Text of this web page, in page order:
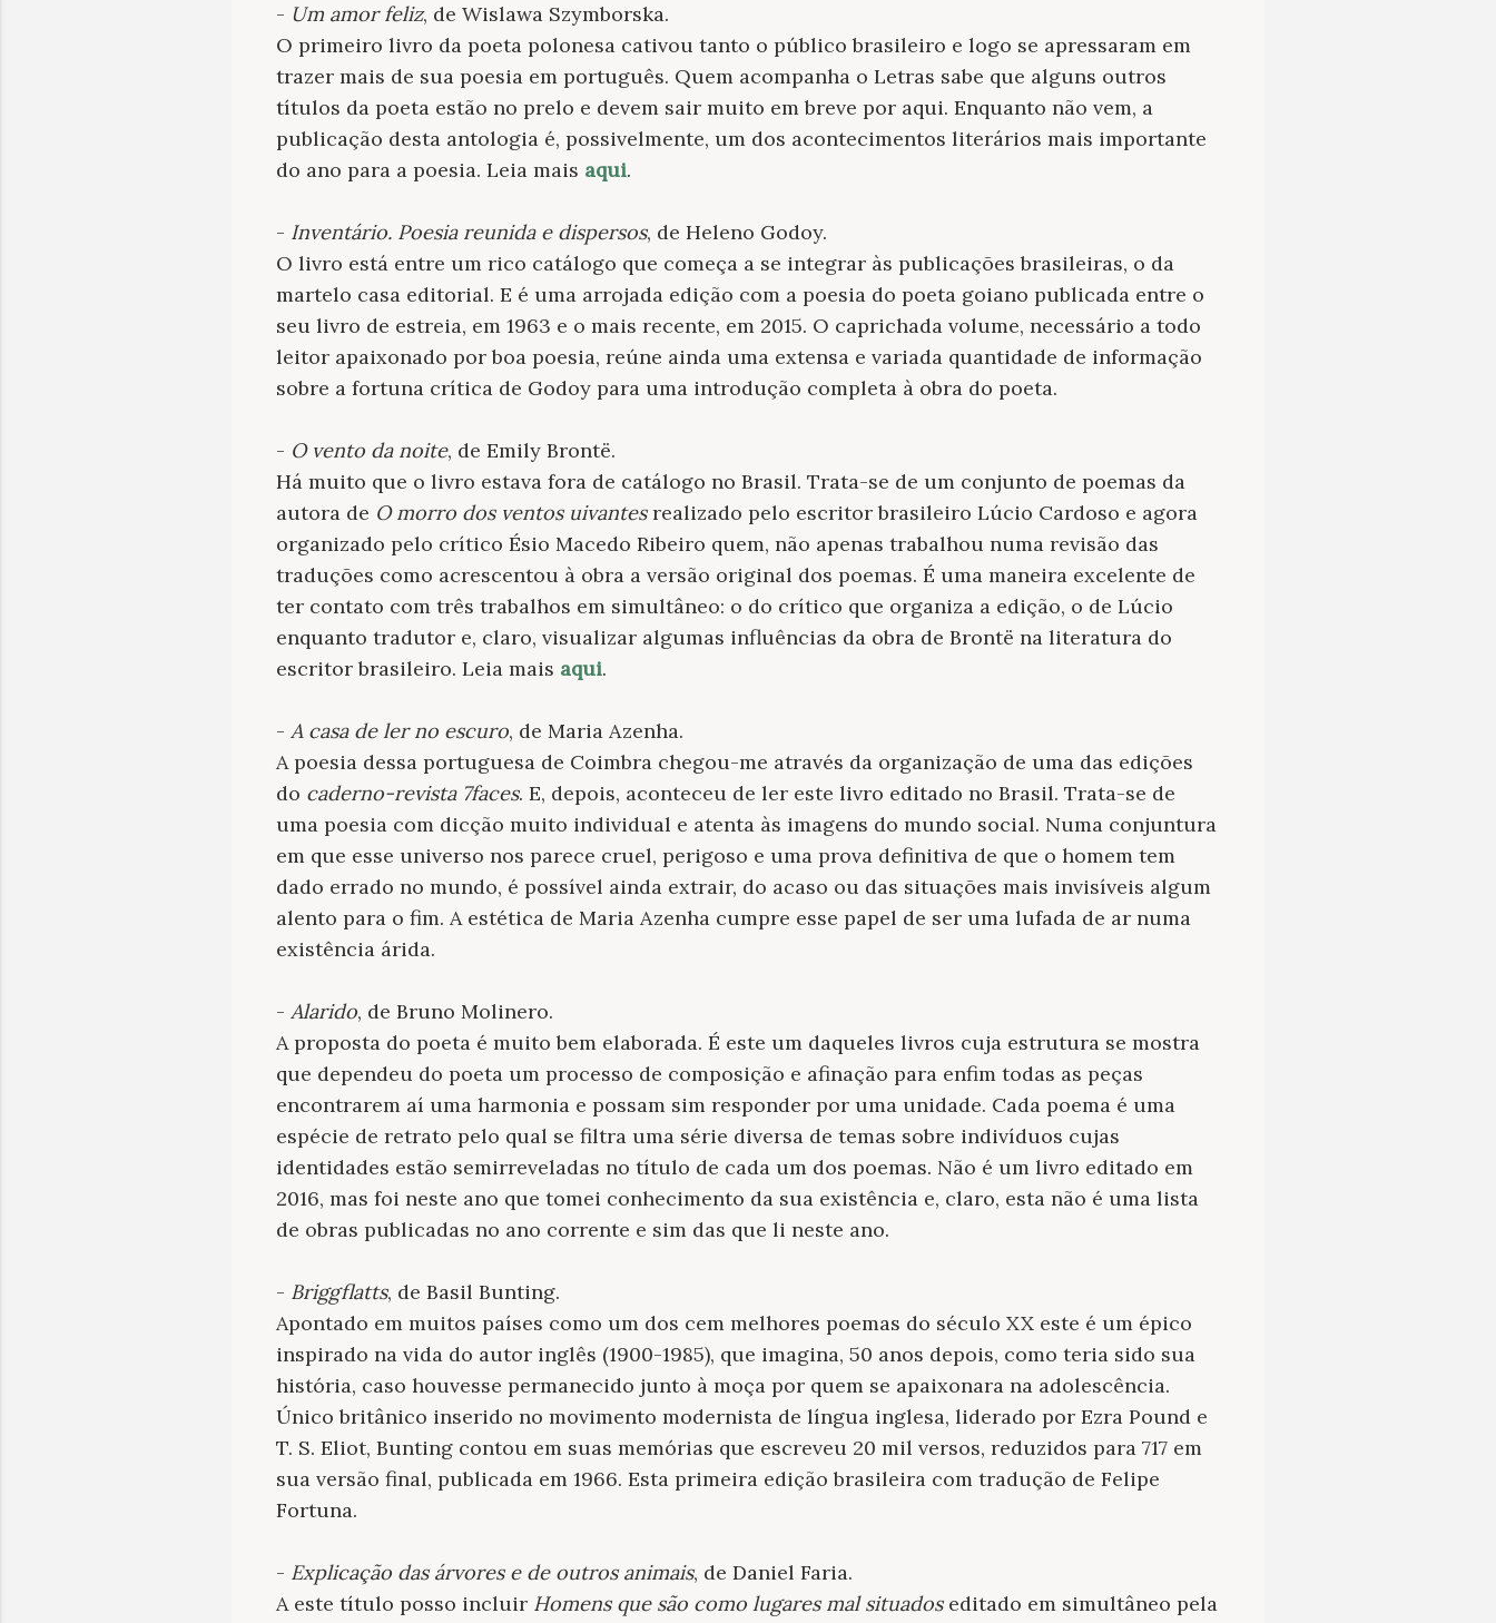
- Um amor feliz, de Wislawa Szymborska.
O primeiro livro da poeta polonesa cativou tanto o público brasileiro e logo se apressaram em
trazer mais de sua poesia em português. Quem acompanha o Letras sabe que alguns outros
títulos da poeta estão no prelo e devem sair muito em breve por aqui. Enquanto não vem, a
publicação desta antologia é, possivelmente, um dos acontecimentos literários mais importante
do ano para a poesia. Leia mais aqui.
- Inventário. Poesia reunida e dispersos, de Heleno Godoy.
O livro está entre um rico catálogo que começa a se integrar às publicações brasileiras, o da
martelo casa editorial. E é uma arrojada edição com a poesia do poeta goiano publicada entre o
seu livro de estreia, em 1963 e o mais recente, em 2015. O caprichada volume, necessário a todo
leitor apaixonado por boa poesia, reúne ainda uma extensa e variada quantidade de informação
sobre a fortuna crítica de Godoy para uma introdução completa à obra do poeta.
- O vento da noite, de Emily Brontë.
Há muito que o livro estava fora de catálogo no Brasil. Trata-se de um conjunto de poemas da
autora de O morro dos ventos uivantesrealizado pelo escritor brasileiro Lúcio Cardoso e agora
organizado pelo crítico Ésio Macedo Ribeiro quem, não apenas trabalhou numa revisão das
traduções como acrescentou à obra a versão original dos poemas. É uma maneira excelente de
ter contato com três trabalhos em simultâneo: o do crítico que organiza a edição, o de Lúcio
enquanto tradutor e, claro, visualizar algumas influências da obra de Brontë na literatura do
escritor brasileiro. Leia mais aqui.
- A casa de ler no escuro, de Maria Azenha.
A poesia dessa portuguesa de Coimbra chegou-me através da organização de uma das edições
do caderno-revista 7faces. E, depois, aconteceu de ler este livro editado no Brasil. Trata-se de
uma poesia com dicção muito individual e atenta às imagens do mundo social. Numa conjuntura
em que esse universo nos parece cruel, perigoso e uma prova definitiva de que o homem tem
dado errado no mundo, é possível ainda extrair, do acaso ou das situações mais invisíveis algum
alento para o fim. A estética de Maria Azenha cumpre esse papel de ser uma lufada de ar numa
existência árida.
- Alarido, de Bruno Molinero.
A proposta do poeta é muito bem elaborada. É este um daqueles livros cuja estrutura se mostra
que dependeu do poeta um processo de composição e afinação para enfim todas as peças
encontrarem aí uma harmonia e possam sim responder por uma unidade. Cada poema é uma
espécie de retrato pelo qual se filtra uma série diversa de temas sobre indivíduos cujas
identidades estão semirreveladas no título de cada um dos poemas. Não é um livro editado em
2016, mas foi neste ano que tomei conhecimento da sua existência e, claro, esta não é uma lista
de obras publicadas no ano corrente e sim das que li neste ano.
- Briggflatts, de Basil Bunting.
Apontado em muitos países como um dos cem melhores poemas do século XX este é um épico
inspirado na vida do autor inglês (1900-1985), que imagina, 50 anos depois, como teria sido sua
história, caso houvesse permanecido junto à moça por quem se apaixonara na adolescência.
Único britânico inserido no movimento modernista de língua inglesa, liderado por Ezra Pound e
T. S. Eliot, Bunting contou em suas memórias que escreveu 20 mil versos, reduzidos para 717 em
sua versão final, publicada em 1966. Esta primeira edição brasileira com tradução de Felipe
Fortuna.
- Explicação das árvores e de outros animais, de Daniel Faria.
A este título posso incluir Homens que são como lugares mal situadoseditado em simultâneo pela